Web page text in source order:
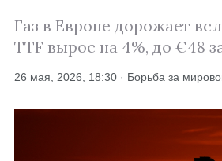
Газ в Европе дорожает
TTF вырос на 4%, до €48
26 мая, 2026, 18:30 · Борьба за